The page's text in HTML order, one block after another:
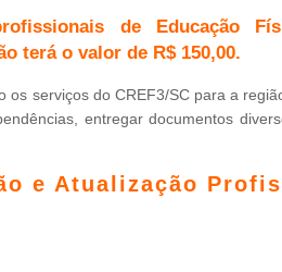
de Educação
terá o valor de R$ 150,00.
serviços do CREF3/SC para a
entregar documentos
e Atualização